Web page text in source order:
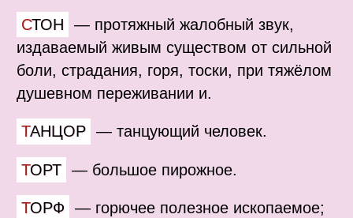
СТОН — протяжный жалобный звук,
издаваемый живым существом от сильной
боли, страдания, горя, тоски, при тяжёлом
душевном переживании и.
ТАНЦОР — танцующий человек.
ТОРТ — большое пирожное.
ТОРФ — горючее полезное ископаемое;